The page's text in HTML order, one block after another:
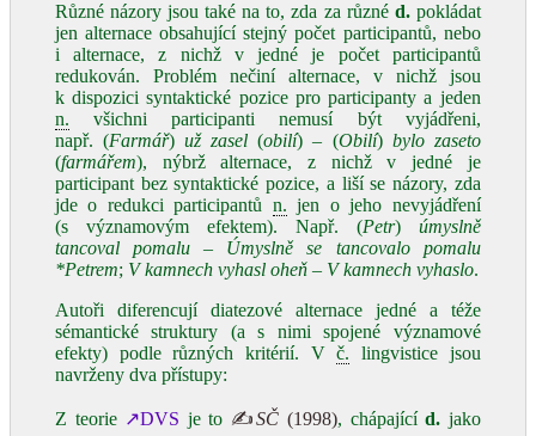
Různé názory jsou také na to, zda za různé d.pokládat
jen alternace obsahující stejný počet participantů, nebo
i alternace, z nichž v jedné je počet participantů
redukován. Problém nečiní alternace, v nichž jsou
k dispozici syntaktické pozice pro participanty a jeden
n. všichni participanti nemusí být vyjádřeni,
např. (Farmář)už zasel (obilí)– (Obilí) bylo zaseto
(farmářem), nýbrž alternace, z nichž v jedné je
participant bez syntaktické pozice, a liší se názory, zda
jde o redukci participantů n. jen o jeho nevyjádření
(s významovým efektem). Např. (Petr) úmyslně
tancoval pomalu
–
Úmyslně se tancovalo pomalu
*Petrem; V kamnech vyhasl oheň – V kamnech vyhaslo.
Autoři diferencují diatezové alternace jedné a téže
sémantické struktury (a s nimi spojené významové
efekty) podle různých kritérií. Vč. lingvistice jsou
navrženy dva přístupy:
Z teorie ↗DVS je to ✍SČ (1998), chápajícíd. jako